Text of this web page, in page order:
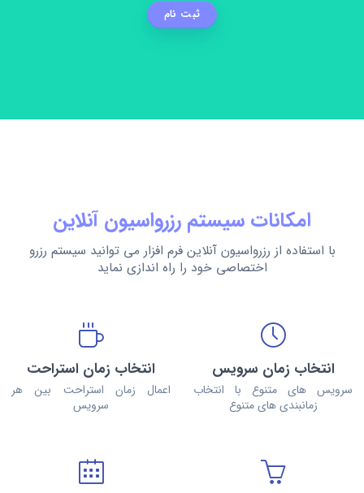
ثبت نام
امکانات سیستم رزرواسیون آنلاین
با استفاده از رزرواسیون آنلاین فرم افزار می توانید سیستم رزرو
اختصاصی خود را راه اندازی نماید
انتخاب زمان سرویس
سرویس های متنوع با انتخاب
زمانبندی های متنوع
انتخاب زمان استراحت
اعمال زمان استراحت بین هر
سرویس